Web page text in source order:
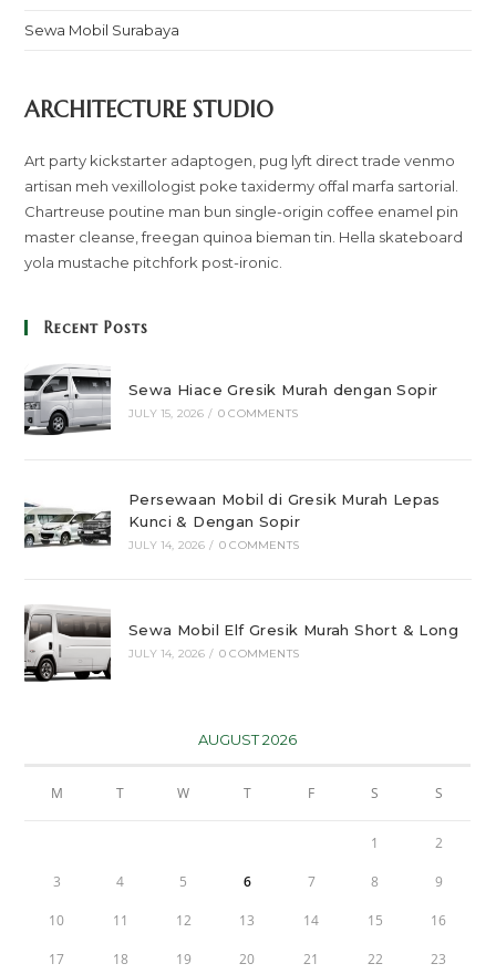
Sewa Mobil Surabaya
ARCHITECTURE STUDIO
Art party kickstarter adaptogen, pug lyft direct trade venmo
artisan meh vexillologist poke taxidermy offal marfa sartorial.
Chartreuse poutine man bun single-origin coffee enamel pin
master cleanse, freegan quinoa bieman tin. Hella skateboard
yola mustache pitchfork post-ironic.
Recent Posts
Sewa Hiace Gresik Murah dengan Sopir
JULY 15, 2026 / 0 COMMENTS
Persewaan Mobil di Gresik Murah Lepas
Kunci & Dengan Sopir
JULY 14, 2026 / 0 COMMENTS
Sewa Mobil Elf Gresik Murah Short & Long
JULY 14, 2026 / 0 COMMENTS
AUGUST 2026
M T W T F S S
1 2
3 4 5 6 7 8 9
10 11 12 13 14 15 16
17 18 19 20 21 22 23